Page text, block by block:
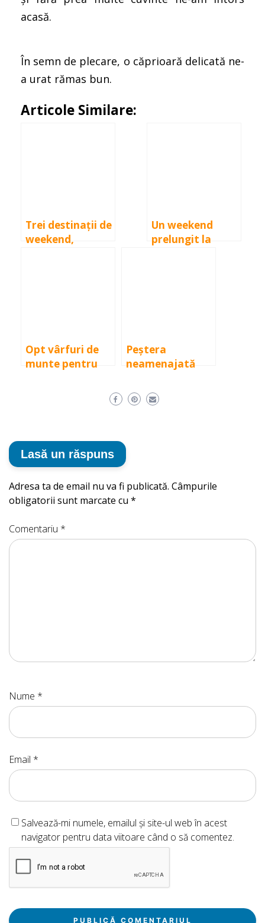
acasă.
În semn de plecare, o căprioară delicată ne-
a urat rămas bun.
Articole Similare:
Trei destinații de
weekend,
Un weekend
prelungit la
Opt vârfuri de
munte pentru
Peștera
neamenajată
Cristalelor și
Cheile Cuților
Lasă un răspuns
Adresa ta de email nu va fi publicată. Câmpurile
obligatorii sunt marcate cu *
Comentariu *
Nume *
Email *
Salvează-mi numele, emailul și site-ul web în acest
navigator pentru data viitoare când o să comentez.